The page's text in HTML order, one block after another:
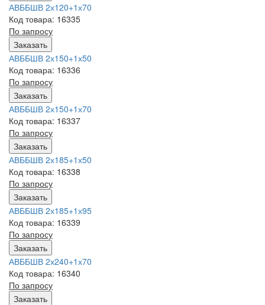
АВББШВ 2х120+1х70
Код товара: 16335
По запросу
Заказать
АВББШВ 2х150+1х50
Код товара: 16336
По запросу
Заказать
АВББШВ 2х150+1х70
Код товара: 16337
По запросу
Заказать
АВББШВ 2х185+1х50
Код товара: 16338
По запросу
Заказать
АВББШВ 2х185+1х95
Код товара: 16339
По запросу
Заказать
АВББШВ 2х240+1х70
Код товара: 16340
По запросу
Заказать